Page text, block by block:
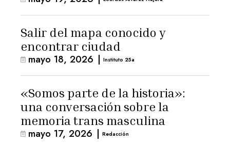
Salir del mapa conocido y
encontrar ciudad
mayo 18, 2026 | Instituto 25a
«Somos parte de la historia»:
una conversación sobre la
memoria trans masculina
mayo 17, 2026 | Redacción